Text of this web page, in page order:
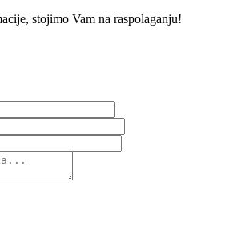
stojimo Vam na raspolaganju!